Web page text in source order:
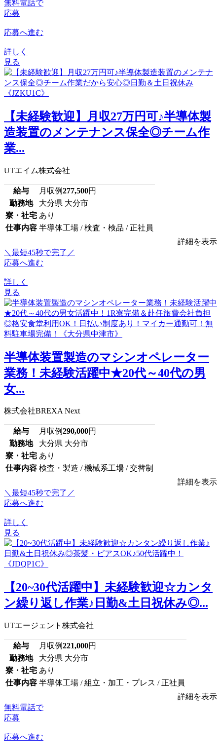
無料電話で
応募
応募へ進む
詳しく
見る
【未経験歓迎】月収27万円可♪半導体製
造装置のメンテナンス保全◎チーム作
業...
UTエイム株式会社
給与 月収例277,500円
勤務地
大分県 大分市
寮・社宅 あり
仕事内容 半導体工場 / 検査・検品 / 正社員
詳細を表示
＼最短45秒で完了／
応募へ進む
詳しく
見る
半導体装置製造のマシンオペレーター
業務！未経験活躍中★20代～40代の男
女...
株式会社BREXA Next
給与 月収例290,000円
勤務地
大分県 大分市
寮・社宅 あり
仕事内容 検査・製造 / 機械系工場 / 交替制
詳細を表示
＼最短45秒で完了／
応募へ進む
詳しく
見る
【20~30代活躍中】未経験歓迎☆カンタ
ン繰り返し作業♪日勤&土日祝休み◎...
UTエージェント株式会社
給与 月収例221,000円
勤務地
大分県 大分市
寮・社宅 あり
仕事内容 半導体工場 / 組立・加工・プレス / 正社員
詳細を表示
無料電話で
応募
応募へ進む